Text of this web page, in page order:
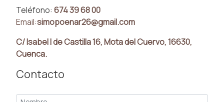
Teléfono: 674 39 68 00
Email:simopoenar26@gmail.com
C/ Isabel I de Castilla 16, Mota del Cuervo, 16630,
Cuenca.
Contacto